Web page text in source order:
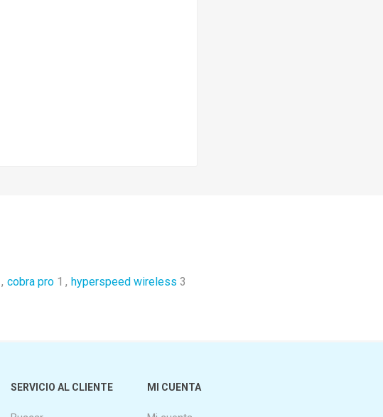
, cobra pro 1 , hyperspeed wireless 3
SERVICIO AL CLIENTE MI CUENTA